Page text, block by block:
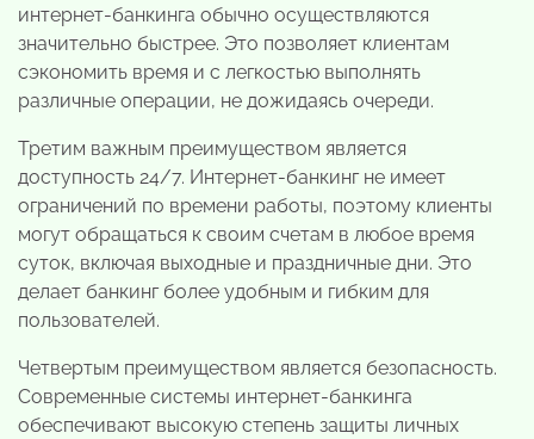
интернет-банкинга обычно осуществляются
значительно быстрее. Это позволяет клиентам
сэкономить время и с легкостью выполнять
различные операции, не дожидаясь очереди.
Третим важным преимуществом является
доступность 24/7. Интернет-банкинг не имеет
ограничений по времени работы, поэтому клиенты
могут обращаться к своим счетам в любое время
суток, включая выходные и праздничные дни. Это
делает банкинг более удобным и гибким для
пользователей.
Четвертым преимуществом является безопасность.
Современные системы интернет-банкинга
обеспечивают высокую степень защиты личных